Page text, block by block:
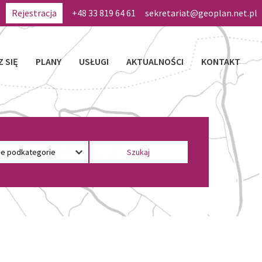
Rejestracja +48 33 819 64 61 sekretariat@geoplan.net.pl
SIĘ PLANY USŁUGI AKTUALNOŚCI KONTAKT